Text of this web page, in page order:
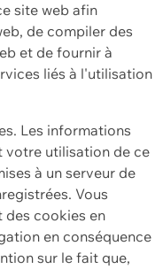
site web afin
de compiler des
et de fournir à
liés à l'utilisation
Les informations
votre utilisation de ce
à un serveur de
Vous
des cookies en
en conséquence
sur le fait que,